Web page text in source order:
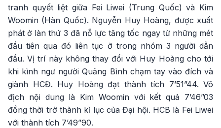
tranh quyết liệt giữa Fei Liwei (Trung Quốc) và Kim
Woomin (Hàn Quốc). Nguyễn Huy Hoàng, được xuất
phát ở làn thứ 3 đã nỗ lực tăng tốc ngay từ những mét
đầu tiên qua đó liên tục ở trong nhóm 3 người dẫn
đầu. Vị trí này không thay đổi với Huy Hoàng cho tới
khi kình ngư người Quảng Bình chạm tay vào đích và
giành HCĐ. Huy Hoàng đạt thành tích 7’51”44. Vô
địch nội dung là Kim Woomin với kết quả 7’46”03
đồng thời trở thành kỉ lục của Đại hội. HCB là Fei Liwei
với thành tích 7’49”90.